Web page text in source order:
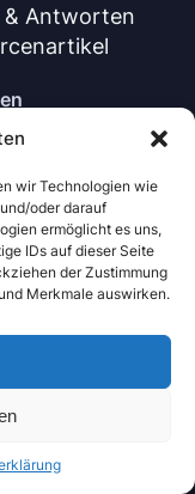
wir Technologien wie
oder darauf
ermöglicht es uns,
IDs auf dieser Seite
der Zustimmung
Merkmale auswirken.
& Antworten
(EN)
(EN)
Richtlinie
vorbehalten.